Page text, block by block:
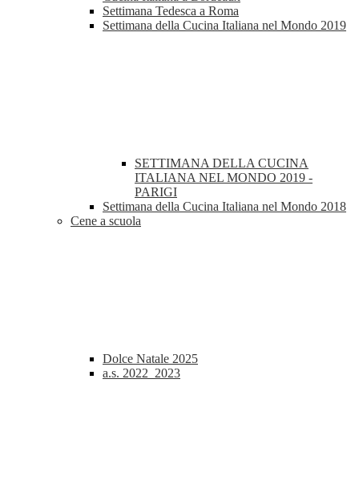
Settimana Tedesca a Roma
Settimana della Cucina Italiana nel Mondo 2019
SETTIMANA DELLA CUCINA
ITALIANA NEL MONDO 2019 -
PARIGI
Settimana della Cucina Italiana nel Mondo 2018
Cene a scuola
Dolce Natale 2025
a.s. 2022_2023